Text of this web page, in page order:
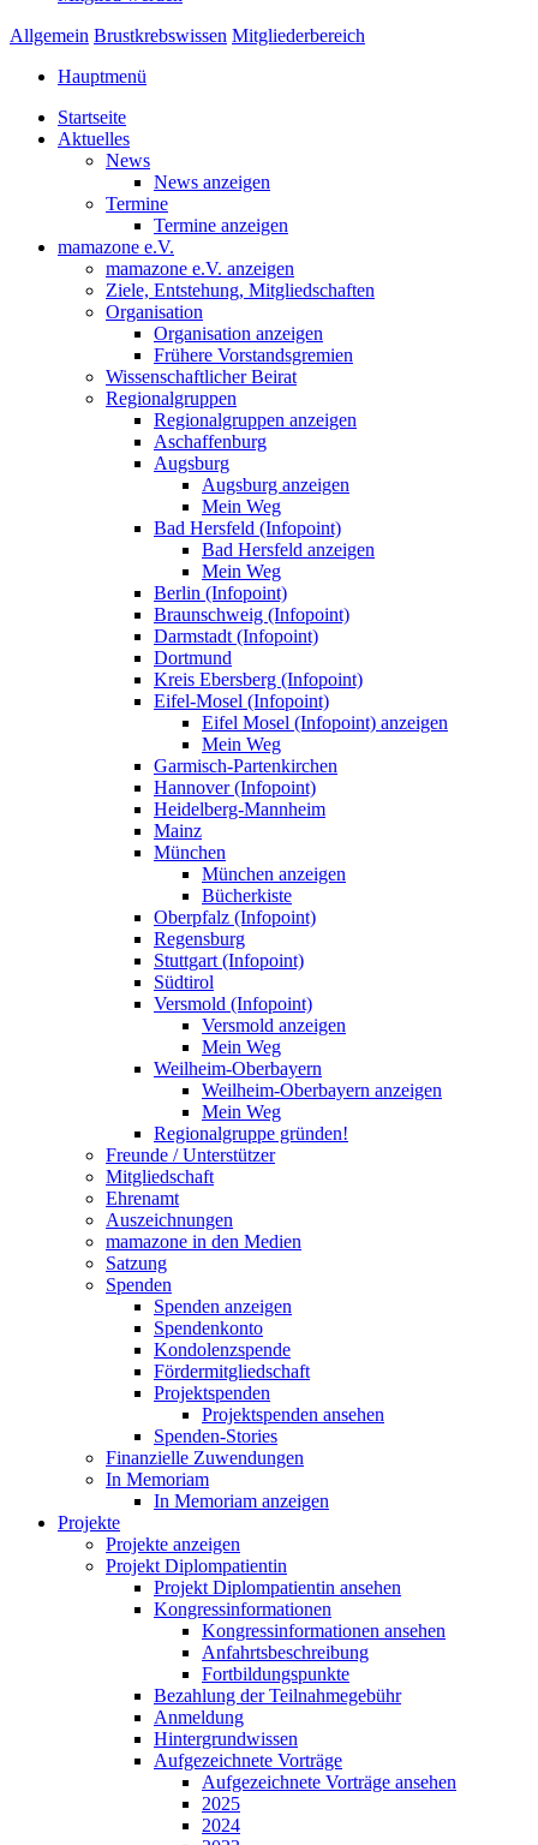
Allgemein Brustkrebswissen Mitgliederbereich
Hauptmenü
Startseite
Aktuelles
News
News anzeigen
Termine
Termine anzeigen
mamazone e.V.
mamazone e.V. anzeigen
Ziele, Entstehung, Mitgliedschaften
Organisation
Organisation anzeigen
Frühere Vorstandsgremien
Wissenschaftlicher Beirat
Regionalgruppen
Regionalgruppen anzeigen
Aschaffenburg
Augsburg
Augsburg anzeigen
Mein Weg
Bad Hersfeld (Infopoint)
Bad Hersfeld anzeigen
Mein Weg
Berlin (Infopoint)
Braunschweig (Infopoint)
Darmstadt (Infopoint)
Dortmund
Kreis Ebersberg (Infopoint)
Eifel-Mosel (Infopoint)
Eifel Mosel (Infopoint) anzeigen
Mein Weg
Garmisch-Partenkirchen
Hannover (Infopoint)
Heidelberg-Mannheim
Mainz
München
München anzeigen
Bücherkiste
Oberpfalz (Infopoint)
Regensburg
Stuttgart (Infopoint)
Südtirol
Versmold (Infopoint)
Versmold anzeigen
Mein Weg
Weilheim-Oberbayern
Weilheim-Oberbayern anzeigen
Mein Weg
Regionalgruppe gründen!
Freunde / Unterstützer
Mitgliedschaft
Ehrenamt
Auszeichnungen
mamazone in den Medien
Satzung
Spenden
Spenden anzeigen
Spendenkonto
Kondolenzspende
Fördermitgliedschaft
Projektspenden
Projektspenden ansehen
Spenden-Stories
Finanzielle Zuwendungen
In Memoriam
In Memoriam anzeigen
Projekte
Projekte anzeigen
Projekt Diplompatientin
Projekt Diplompatientin ansehen
Kongressinformationen
Kongressinformationen ansehen
Anfahrtsbeschreibung
Fortbildungspunkte
Bezahlung der Teilnahmegebühr
Anmeldung
Hintergrundwissen
Aufgezeichnete Vorträge
Aufgezeichnete Vorträge ansehen
2025
2024